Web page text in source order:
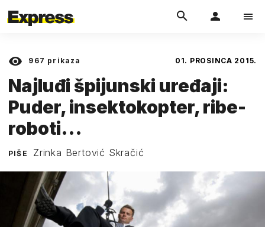
967 prikaza 01. PROSINCA 2015.
Najluđi špijunski uređaji:
Puder, insektokopter, ribe-
roboti...
PIŠE Zrinka Bertović Skračić